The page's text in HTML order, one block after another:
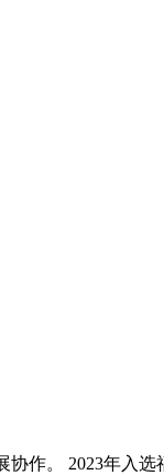
作。 2023年入